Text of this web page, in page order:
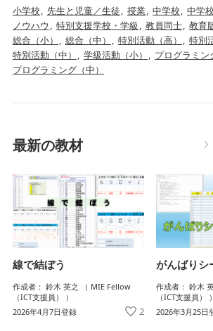
小学校
先生と児童／生徒 授業 中学校 中学校
ノウハウ
特別支援学校・学級 教員同士 教育
総合（小）
総合（中） 特別活動（高）
特別
特別活動（中）
学級活動（小）
プログラミン
プログラミング（中）
最新の教材
線で結ぼう
作成者： 鈴木 英之 （ MIE Fellow
（ICT支援員） ）
2026年4月7日登録
2
がんばりシ
作成者： 鈴木
（ICT支援員） ）
2026年3月25日